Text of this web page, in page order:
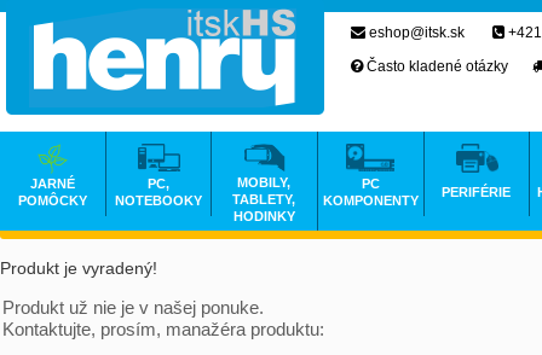
Produkt je vyradený!
Produkt už nie je v našej ponuke.
Kontaktujte, prosím, manažéra produktu:
eshop@itsk.sk
Často kladené otázky
JARNÉ
POMÔCKY
PC,
NOTEBOOKY
MOBILY,
TABLETY,
HODINKY
PC
KOMPONENTY
PERIFÉRIE